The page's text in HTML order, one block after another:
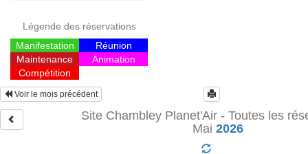
Légende des réservations
Manifestation
Réunion
Maintenance
Animation
Compétition
Voir le mois précédent
Site Chambley Planet'Air - Toutes les
Mai 2026